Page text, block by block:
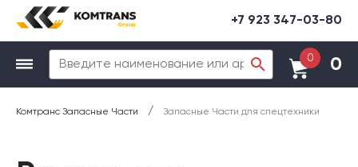
+7 923 347-03-80
0 0
Комтранс Запасные Части / Запасные Части для спецтехники